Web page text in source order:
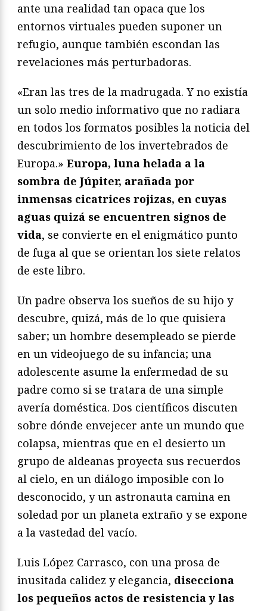
ante una realidad tan opaca que los
entornos virtuales pueden suponer un
refugio, aunque también escondan las
revelaciones más perturbadoras.
«Eran las tres de la madrugada. Y no existía
un solo medio informativo que no radiara
en todos los formatos posibles la noticia del
descubrimiento de los invertebrados de
Europa.» Europa, luna helada a la
sombra de Júpiter, arañada por
inmensas cicatrices rojizas, en cuyas
aguas quizá se encuentren signos de
vida, se convierte en el enigmático punto
de fuga al que se orientan los siete relatos
de este libro.
Un padre observa los sueños de su hijo y
descubre, quizá, más de lo que quisiera
saber; un hombre desempleado se pierde
en un videojuego de su infancia; una
adolescente asume la enfermedad de su
padre como si se tratara de una simple
avería doméstica. Dos científicos discuten
sobre dónde envejecer ante un mundo que
colapsa, mientras que en el desierto un
grupo de aldeanas proyecta sus recuerdos
al cielo, en un diálogo imposible con lo
desconocido, y un astronauta camina en
soledad por un planeta extraño y se expone
a la vastedad del vacío.
Luis López Carrasco, con una prosa de
inusitada calidez y elegancia, disecciona
los pequeños actos de resistencia y las